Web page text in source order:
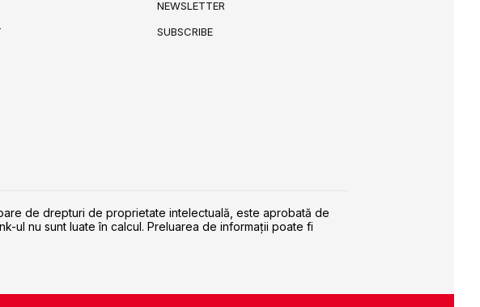
NEWSLETTER
SUBSCRIBE
de drepturi de proprietate intelectuală, este aprobată de
ul nu sunt luate în calcul. Preluarea de informaţii poate fi